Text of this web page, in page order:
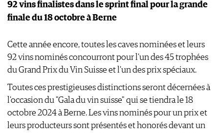
92 vins finalistes dans le sprint final pour la grande
finale du 18 octobre à Berne
Cette année encore, toutes les caves nominées et leurs
92 vins nominés concourront pour l'un des 45 trophées
du Grand Prix du Vin Suisse et l'un des prix spéciaux.
Toutes ces prestigieuses distinctions seront décernées à
l'occasion du "Gala du vin suisse" qui se tiendra le 18
octobre 2024 à Berne. Les vins nominés pour un prix et
leurs producteurs sont présentés et honorés devant un